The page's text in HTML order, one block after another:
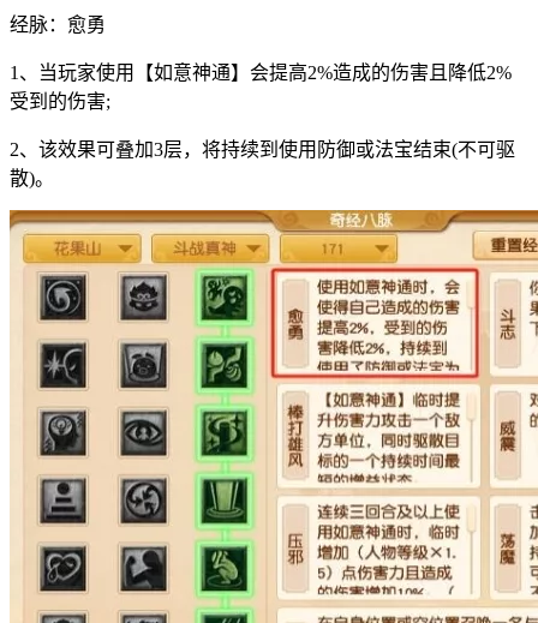
经脉：愈勇
1、当玩家使用【如意神通】会提高2%造成的伤害且降低2%
受到的伤害;
2、该效果可叠加3层，将持续到使用防御或法宝结束(不可驱
散)。